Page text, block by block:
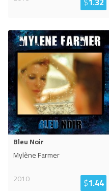
Bleu Noir
Mylène Farmer
2010
$1.44